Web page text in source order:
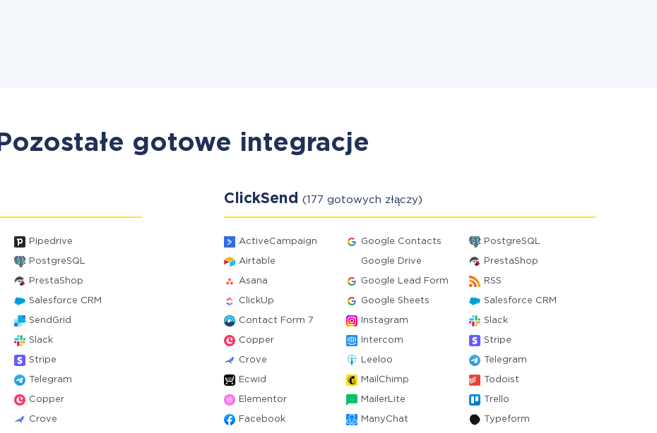
Pozostałe gotowe integracje
Pipedrive
PostgreSQL
PrestaShop
Salesforce CRM
SendGrid
Slack
Stripe
Telegram
Copper
Crove
ClickSend (177 gotowych złączy)
ActiveCampaign Google Contacts PostgreSQL
Airtable Google Drive PrestaShop
Asana Google Lead Form RSS
ClickUp Google Sheets Salesforce CRM
Contact Form 7 Instagram Slack
Copper Intercom Stripe
Crove Leeloo Telegram
Ecwid MailChimp Todoist
Elementor MailerLite Trello
Facebook ManyChat Typeform